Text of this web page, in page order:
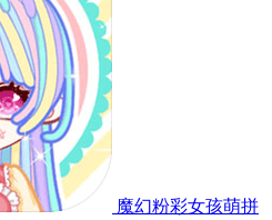
魔幻粉彩女孩萌拼